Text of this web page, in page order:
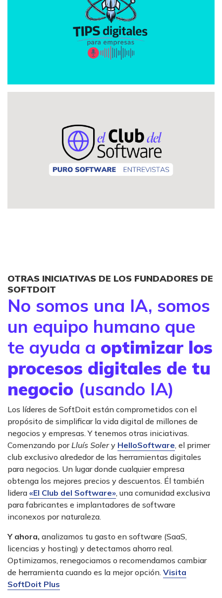
OTRAS INICIATIVAS DE LOS FUNDADORES DE
SOFTDOIT
No somos una IA, somos
un equipo humano que
te ayuda a optimizar los
procesos digitales de tu
negocio (usando IA)
Los líderes de SoftDoit están comprometidos con el
propósito de simplificar la vida digital de millones de
negocios y empresas. Y tenemos otras iniciativas.
Comenzando porLluís Solery HelloSoftware, el primer
club exclusivo alrededor de las herramientas digitales
para negocios. Un lugar donde cualquier empresa
obtenga los mejores precios y descuentos. Él también
lidera «El Club del Software», una comunidad exclusiva
para fabricantes e implantadores de software
inconexos por naturaleza.
Y ahora, analizamos tu gasto en software (SaaS,
licencias y hosting) y detectamos ahorro real.
Optimizamos, renegociamos o recomendamos cambiar
de herramienta cuando es la mejor opción. Visita
SoftDoit Plus